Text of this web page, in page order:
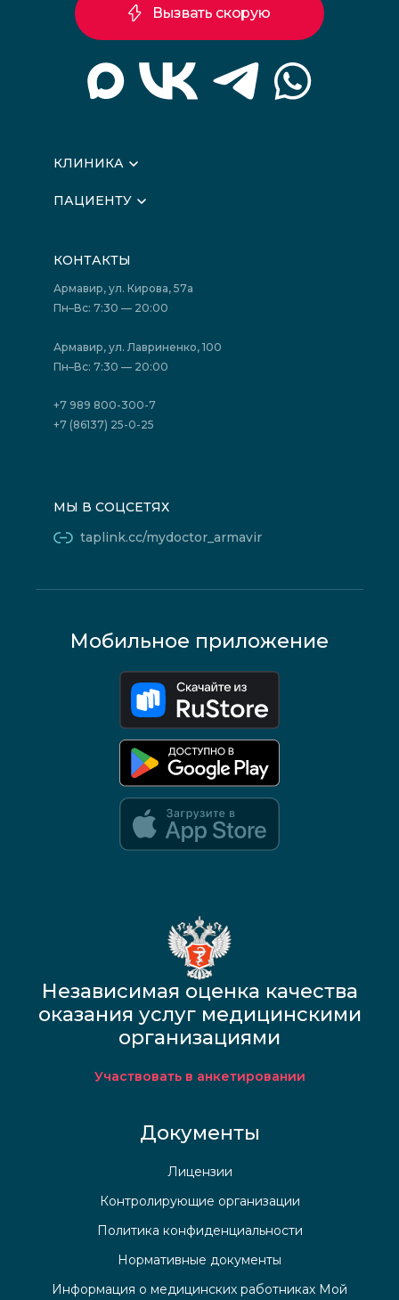
КЛИНИКА
Вышестоящие организации
Лицензии
Фотогалерея
Политика конфиденциальности
Акции
ПАЦИЕНТУ
Подготовка к сдаче анализов
Акции
Отзывы
Государственные программы
Юридическим лицам
Вызвать скорую
КОНТАКТЫ
Армавир, ул. Кирова, 57а
Пн–Вс: 7:30 — 20:00
Армавир, ул. Лавриненко, 100
Пн–Вс: 7:30 — 20:00
+7 989 800-300-7
+7 (86137) 25-0-25
МЫ В СОЦСЕТЯХ
taplink.cc/mydoctor_armavir
Мобильное приложение
Независимая оценка качества
оказания услуг медицинскими
организациями
Участвовать в анкетировании
Документы
Лицензии
Контролирующие организации
Политика конфиденциальности
Нормативные документы
Информация о медицинских работниках Мой